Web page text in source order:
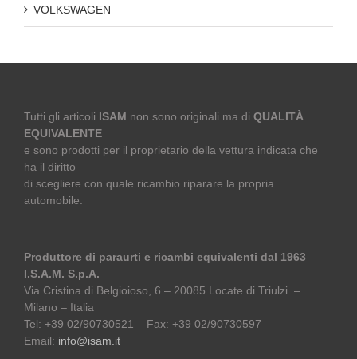
VOLKSWAGEN
Tutti gli articoli ISAM non sono originali ma di QUALITÀ
EQUIVALENTE
e sono prodotti per il proprietario della vettura indicata che
ha il diritto
di scegliere con quale ricambio riparare la propria
automobile.
Produttore di paraurti e ricambi equivalenti dal 1963
I.S.A.M. S.p.A.
Via Cristina di Belgioioso, 6 – 20085 Locate di Triulzi –
Milano – Italia
Tel: +39 02/90730521 – Fax: +39 02/90730597
Email: info@isam.it